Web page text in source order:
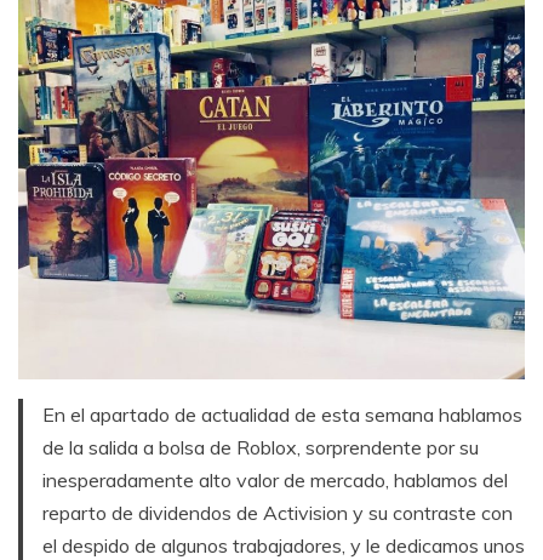
En el apartado de actualidad de esta semana hablamos
de la salida a bolsa de Roblox, sorprendente por su
inesperadamente alto valor de mercado, hablamos del
reparto de dividendos de Activision y su contraste con
el despido de algunos trabajadores, y le dedicamos unos